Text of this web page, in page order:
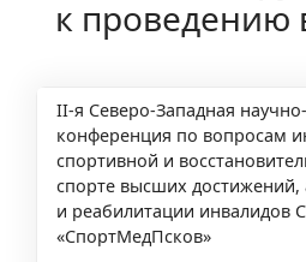
к проведению
II-я Северо-Западная
конференция по вопросам
спортивной и
спорте высших достижений,
и реабилитации инвалидов
«СпортМедПсков»